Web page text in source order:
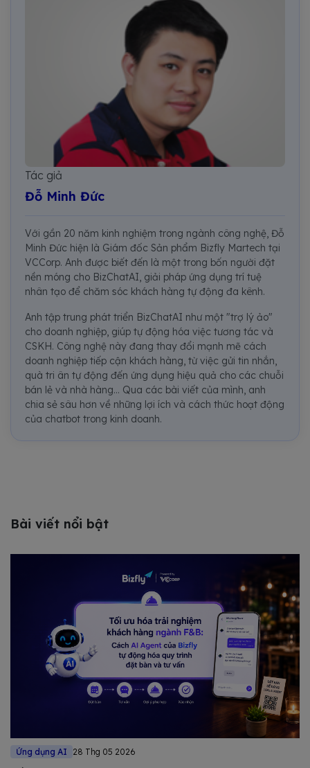
Tác giả
Đỗ Minh Đức
Với gần 20 năm kinh nghiệm trong ngành công nghệ, Đỗ
Minh Đức hiện là Giám đốc Sản phẩm Bizfly Martech tại
VCCorp. Anh được biết đến là một trong bốn người đặt
nền móng cho BizChatAI, giải pháp ứng dụng trí tuệ
nhân tạo để chăm sóc khách hàng tự động đa kênh.
Anh tập trung phát triển BizChatAI như một "trợ lý ảo"
cho doanh nghiệp, giúp tự động hóa việc tương tác và
CSKH. Công nghệ này đang thay đổi mạnh mẽ cách
doanh nghiệp tiếp cận khách hàng, từ việc gửi tin nhắn,
quà tri ân tự động đến ứng dụng hiệu quả cho các chuỗi
bán lẻ và nhà hàng... Qua các bài viết của mình, anh
chia sẻ sâu hơn về những lợi ích và cách thức hoạt động
của chatbot trong kinh doanh.
Bài viết nổi bật
Ứng dụng AI 28 Thg 05 2026